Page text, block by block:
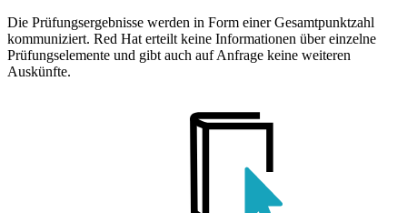
Die Prüfungsergebnisse werden in Form einer Gesamtpunktzahl
kommuniziert. Red Hat erteilt keine Informationen über einzelne
Prüfungselemente und gibt auch auf Anfrage keine weiteren
Auskünfte.